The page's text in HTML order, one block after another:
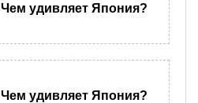
Чем удивляет Япония?
Чем удивляет Япония?